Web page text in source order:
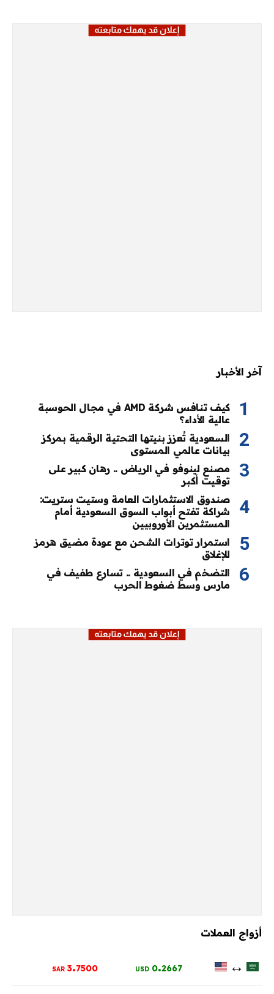
آخر الأخبار
كيف تنافس شركة AMD في مجال الحوسبة
عالية الأداء؟
السعودية تُعزز بنيتها التحتية الرقمية بمركز
بيانات عالمي المستوى
مصنع لينوفو في الرياض .. رهان كبير على
توقيت أكبر
صندوق الاستثمارات العامة وستيت ستريت:
شراكة تفتح أبواب السوق السعودية أمام
المستثمرين الأوروبيين
استمرار توترات الشحن مع عودة مضيق هرمز
للإغلاق
التضخم في السعودية .. تسارع طفيف في
مارس وسط ضغوط الحرب
أزواج العملات
↔
0.2667
USD
3.7500
SAR